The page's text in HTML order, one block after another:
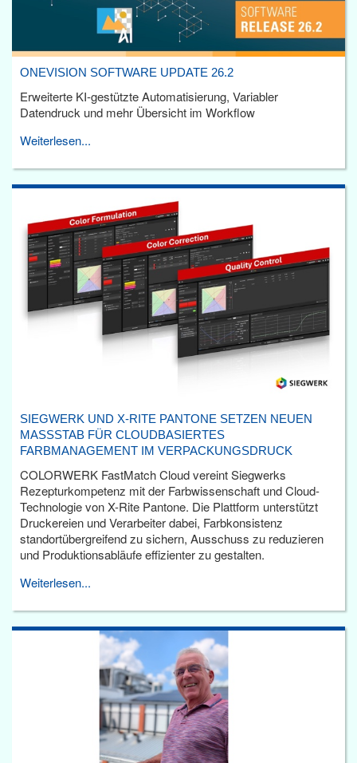
ONEVISION SOFTWARE UPDATE 26.2
Erweiterte KI-gestützte Automatisierung, Variabler
Datendruck und mehr Übersicht im Workflow
Weiterlesen...
SIEGWERK UND X-RITE PANTONE SETZEN NEUEN
MASSSTAB FÜR CLOUDBASIERTES F
ARBMANAGEMENT IM VERPACKUNGSDRUCK
COLORWERK FastMatch Cloud vereint Siegwerks
Rezepturkompetenz mit der Farbwissenschaft und Cloud-
Technologie von X-Rite Pantone. Die Plattform unterstützt
Druckereien und Verarbeiter dabei, Farbkonsistenz
standortübergreifend zu sichern, Ausschuss zu reduzieren
und Produktionsabläufe effizienter zu gestalten.
Weiterlesen...